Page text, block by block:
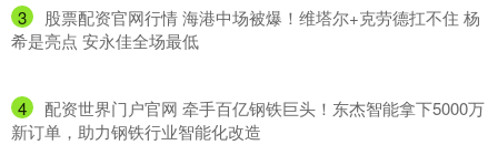
3
​股票配资官网行情 海港中场被爆！维塔尔+克劳德扛不住 杨
希是亮点 安永佳全场最低
4
​配资世界门户官网 牵手百亿钢铁巨头！东杰智能拿下5000万
新订单，助力钢铁行业智能化改造